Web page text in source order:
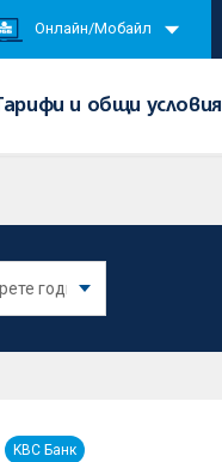
Онлайн/Мобайл
Тарифи и общи условия
KBC Банк